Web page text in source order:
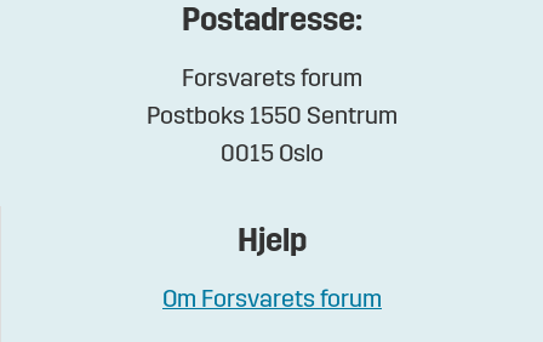
Postadresse:
Forsvarets forum
Postboks 1550 Sentrum
0015 Oslo
Hjelp
Om Forsvarets forum